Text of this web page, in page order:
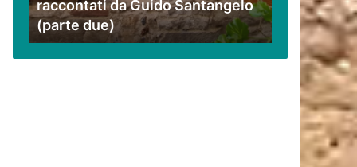
Santangelo
(parte
due)
raccontati da Guido Santangelo
(parte due)